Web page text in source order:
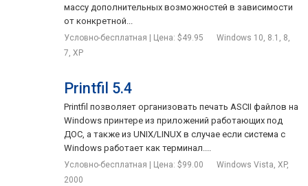
массу дополнительных возможностей в зависимости
от конкретной...
Условно-бесплатная | Цена: $49.95
Windows 10, 8.1, 8,
7, XP
Printfil 5.4
Printfil позволяет организовать печать ASCII файлов на
Windows принтере из приложений работающих под
ДОС, а также из UNIX/LINUX в случае если система с
Windows работает как терминал....
Условно-бесплатная | Цена: $99.00
Windows Vista, XP,
2000